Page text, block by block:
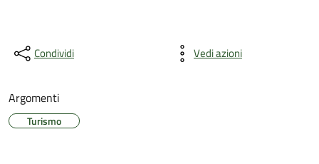
Condividi Vedi azioni
Argomenti
Turismo